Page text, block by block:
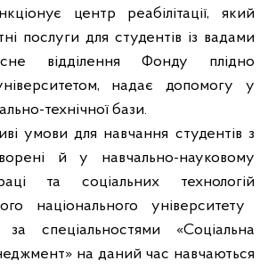
центр реабілітації, який
послуги для студентів із вадами
відділення Фонду плідно
надає допомогу у
технічної бази.
умови для навчання студентів з
й у навчально-науковому
та соціальних технологій
національного
університету
спеціальностями «Соціальна
на даний час навчаються